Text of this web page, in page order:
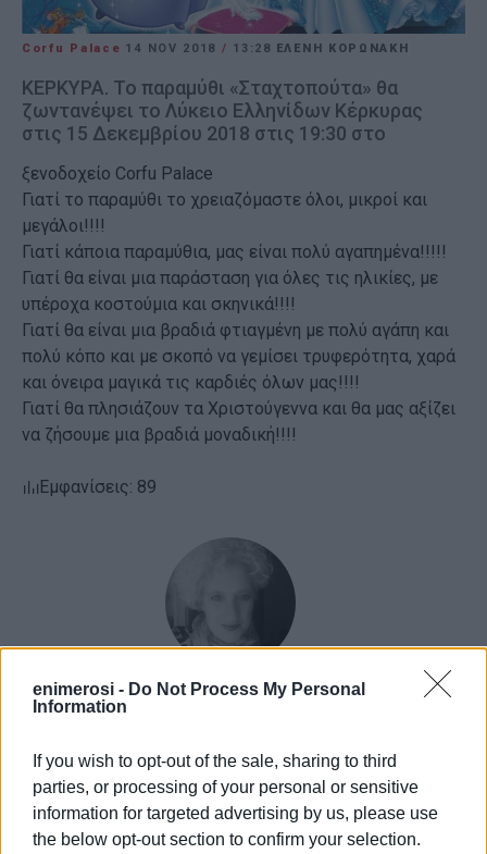
enimerosi - Do Not Process My Personal
Information
If you wish to opt-out of the sale, sharing to third
parties, or processing of your personal or sensitive
information for targeted advertising by us, please use
the below opt-out section to confirm your selection.
Corfu Palace 14 NOV 2018 / 13:28 ΕΛΈΝΗ ΚΟΡΩΝΆΚΗ
ΚΕΡΚΥΡΑ. Το παραμύθι «Σταχτοπούτα» θα
ζωντανέψει το Λύκειο Ελληνίδων Κέρκυρας
στις 15 Δεκεμβρίου 2018 στις 19:30 στο
ξενοδοχείο Corfu Palace
Γιατί το παραμύθι το χρειαζόμαστε όλοι, μικροί και
μεγάλοι!!!!
Γιατί κάποια παραμύθια, μας είναι πολύ αγαπημένα!!!!!
Γιατί θα είναι μια παράσταση για όλες τις ηλικίες, με
υπέροχα κοστούμια και σκηνικά!!!!
Γιατί θα είναι μια βραδιά φτιαγμένη με πολύ αγάπη και
πολύ κόπο και με σκοπό να γεμίσει τρυφερότητα, χαρά
και όνειρα μαγικά τις καρδιές όλων μας!!!!
Γιατί θα πλησιάζουν τα Χριστούγεννα και θα μας αξίζει
να ζήσουμε μια βραδιά μοναδική!!!!
Εμφανίσεις: 89
Ελένη Κορωνάκη
1990 σε θέσεις υψηλής ευθύνης. Ειδικεύεται στις
δημόσιες σχέσεις, το ελεύθερο και το
καλλιτεχνικό ρεπορτάζ.